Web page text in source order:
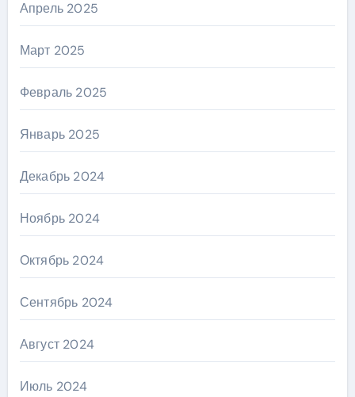
Апрель 2025
Март 2025
Февраль 2025
Январь 2025
Декабрь 2024
Ноябрь 2024
Октябрь 2024
Сентябрь 2024
Август 2024
Июль 2024